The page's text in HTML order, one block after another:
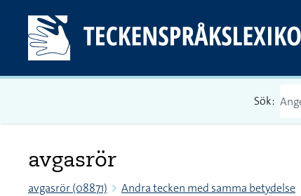
Sök:
avgasrör
avgasrör (08871) Andra tecken med samma betydelse